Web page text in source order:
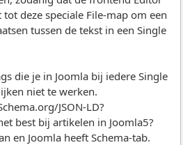
tot deze speciale File-map om een
tussen de tekst in een Single
die je in Joomla bij iedere Single
niet te werken.
JSON-LD?
best bij artikelen in Joomla5?
en Joomla heeft Schema-tab.